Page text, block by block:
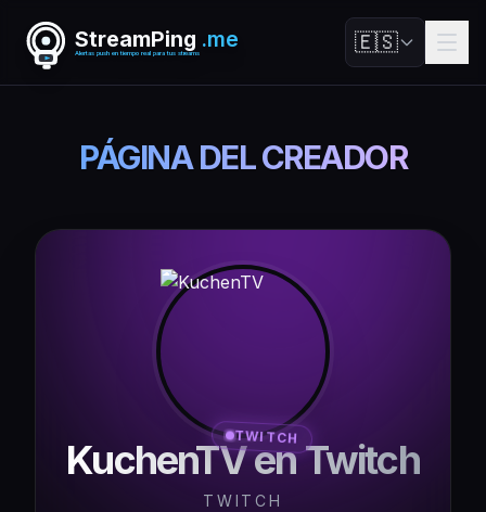
StreamPing .me
Alertas push en tiempo real para tus streams 🇪🇸
PÁGINA DEL CREADOR
TWITCH
KuchenTV en Twitch
TWITCH